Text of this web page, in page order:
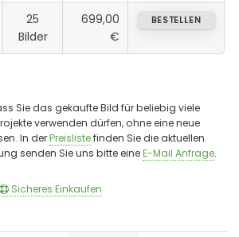
25
Bilder
699,00
€
BESTELLEN
Sie das gekaufte Bild für beliebig viele
verwenden dürfen, ohne eine neue
In derPreislistefinden Sie die aktuellen
senden Sie uns bitte eineE-Mail Anfrage.
Sicheres Einkaufen